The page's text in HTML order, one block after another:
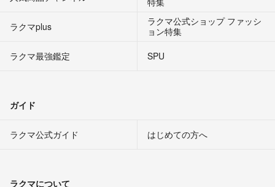
ラクマplus
ラクマ公式ショップ ファッシ
ョン特集
ラクマ最強鑑定
SPU
ガイド
ラクマ公式ガイド はじめての方へ
ラクマについて